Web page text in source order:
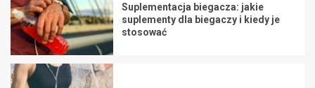
Suplementacja biegacza: jakie
suplementy dla biegaczy i kiedy je
stosować